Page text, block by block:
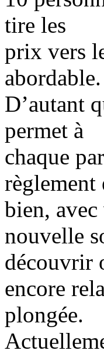
tire les
prix vers
abordable.
D’autant
permet à
chaque
règlement
bien,
nouvelle
découvrir
encore
plongée.